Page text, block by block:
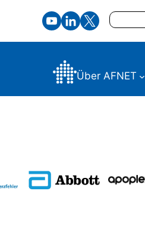
Suchen
Über AFNET